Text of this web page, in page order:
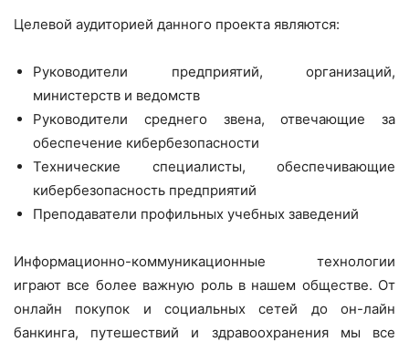
Целевой аудиторией данного проекта являются:
Руководители предприятий, организаций,
министерств и ведомств
Руководители среднего звена, отвечающие за
обеспечение кибербезопасности
Технические специалисты, обеспечивающие
кибербезопасность предприятий
Преподаватели профильных учебных заведений
Информационно-коммуникационные технологии
играют все более важную роль в нашем обществе. От
онлайн покупок и социальных сетей до он-лайн
банкинга, путешествий и здравоохранения мы все